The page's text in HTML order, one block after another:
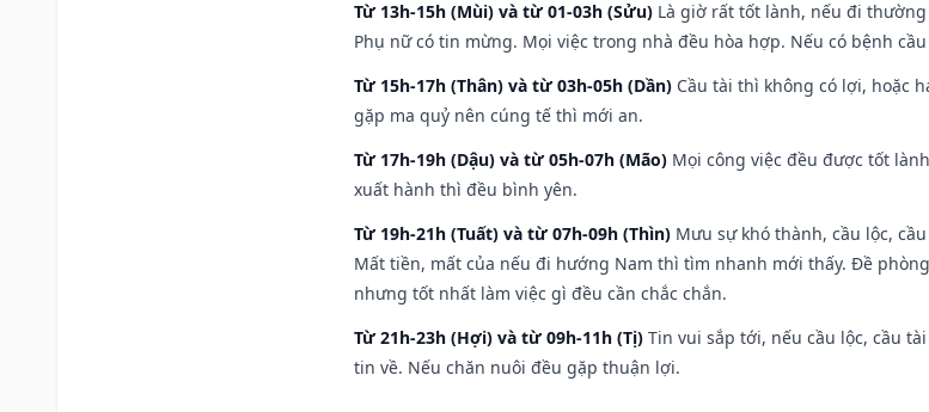
Từ 13h-15h (Mùi) và từ 01-03h (Sửu) Là giờ rất tốt lành, nếu đi
Phụ nữ có tin mừng. Mọi việc trong nhà đều hòa hợp. Nếu có bệnh
Từ 15h-17h (Thân) và từ 03h-05h (Dần) Cầu tài thì không có lợi, hoặc
gặp ma quỷ nên cúng tế thì mới an.
Từ 17h-19h (Dậu) và từ 05h-07h (Mão) Mọi công việc đều được tốt
xuất hành thì đều bình yên.
Từ 19h-21h (Tuất) và từ 07h-09h (Thìn) Mưu sự khó thành, cầu lộc,
Mất tiền, mất của nếu đi hướng Nam thì tìm nhanh mới thấy. Đề
nhưng tốt nhất làm việc gì đều cần chắc chắn.
Từ 21h-23h (Hợi) và từ 09h-11h (Tị) Tin vui sắp tới, nếu cầu lộc, cầu
tin về. Nếu chăn nuôi đều gặp thuận lợi.